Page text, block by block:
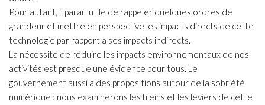
Pour autant, il paraît utile de rappeler quelques ordres de
grandeur et mettre en perspective les impacts directs de cette
technologie par rapport à ses impacts indirects.
La nécessité de réduire les impacts environnementaux de nos
activités est presque une évidence pour tous. Le
gouvernement aussi a des propositions autour de la sobriété
numérique : nous examinerons les freins et les leviers de cette